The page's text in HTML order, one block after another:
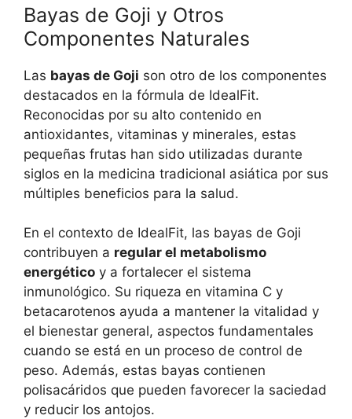
Bayas de Goji y Otros
Componentes Naturales
Las bayas de Goji son otro de los componentes
destacados en la fórmula de IdealFit.
Reconocidas por su alto contenido en
antioxidantes, vitaminas y minerales, estas
pequeñas frutas han sido utilizadas durante
siglos en la medicina tradicional asiática por sus
múltiples beneficios para la salud.
En el contexto de IdealFit, las bayas de Goji
contribuyen a regular el metabolismo
energético y a fortalecer el sistema
inmunológico. Su riqueza en vitamina C y
betacarotenos ayuda a mantener la vitalidad y
el bienestar general, aspectos fundamentales
cuando se está en un proceso de control de
peso. Además, estas bayas contienen
polisacáridos que pueden favorecer la saciedad
y reducir los antojos.